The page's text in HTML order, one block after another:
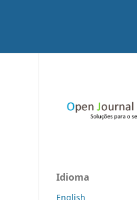
Idioma
English